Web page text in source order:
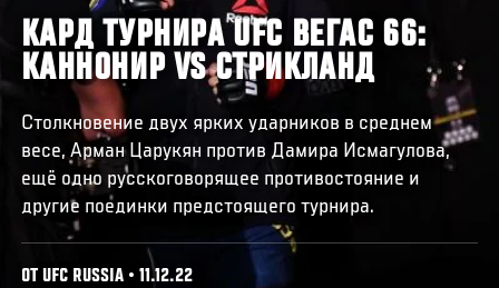
КАРД ТУРНИРА UFC ВЕГАС 66:
КАННОНИР VS СТРИКЛАНД
Столкновение двух ярких ударников в среднем
весе, Арман Царукян против Дамира Исмагулова,
ещё одно русскоговорящее противостояние и
другие поединки предстоящего турнира.
ОТ UFC RUSSIA • 11.12.22